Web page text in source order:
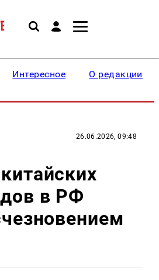
Интересное О редакции
26.06.2026, 09:48
в РФ